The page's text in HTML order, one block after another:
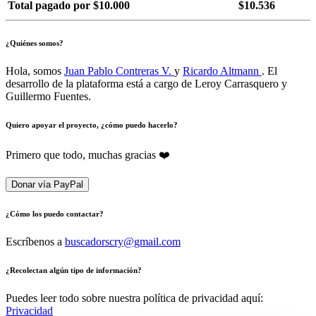
Total pagado por $10.000 $10.536
¿Quiénes somos?
Hola, somos Juan Pablo Contreras V. y Ricardo Altmann . El
desarrollo de la plataforma está a cargo de Leroy Carrasquero y
Guillermo Fuentes.
Quiero apoyar el proyecto, ¿cómo puedo hacerlo?
Primero que todo, muchas gracias ❤️
Donar vía PayPal
¿Cómo los puedo contactar?
Escríbenos a buscadorscry@gmail.com
¿Recolectan algún tipo de información?
Puedes leer todo sobre nuestra política de privacidad aquí:
Privacidad